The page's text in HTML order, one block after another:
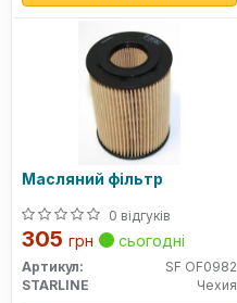
Масляний фільтр
0 відгуків
305 грн сьогодні
Артикул:
SF OF0982
STARLINE
Чехия